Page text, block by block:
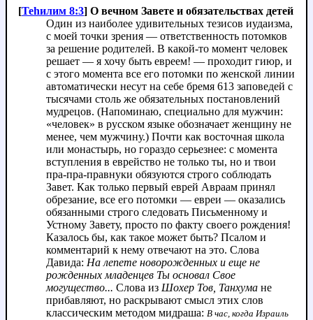
[Теhилим 8:3] О вечном Завете и обязательствах детей
Один из наиболее удивительных тезисов иудаизма,
с моей точки зрения — ответственность потомков
за решение родителей. В какой-то момент человек
решает — я хочу быть евреем! — проходит гиюр, и
с этого момента все его потомки по женской линии
автоматически несут на себе бремя 613 заповедей с
тысячами столь же обязательных постановлений
мудрецов. (Напоминаю, специально для мужчин:
«человек» в русском языке обозначает женщину не
менее, чем мужчину.) Почти как восточная школа
или монастырь, но гораздо серьезнее: с момента
вступления в еврейство не только ты, но и твои
пра-пра-правнуки обязуются строго соблюдать
Завет. Как только первый еврей Авраам принял
обрезание, все его потомки — евреи — оказались
обязанными строго следовать Письменному и
Устному Завету, просто по факту своего рождения!
Казалось бы, как такое может быть? Псалом и
комментарий к нему отвечают на это. Слова
Давида: На лепете новорожденных и еще не
рожденных младенцев Ты основал Свое
могущество... Слова из Шохер Тов, Танхума не
прибавляют, но раскрывают смысл этих слов
классическим методом мидраша: В час, когда Израиль